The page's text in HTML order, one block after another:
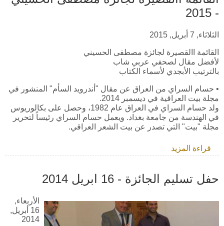
- 2015
الثلاثاء, 7 أبريل, 2015
القائمة االقصيرة لجائزة مصطفى الحسيني
لأفضل مقال لصحفي عربي شاب
بالترتيب الأبجدي لأسماء الكتاب
• حسام السراي من العراق عن مقال "أندرويد السأم" المنشور في
مجلة بيت العراقية في ديسمبر 2014.
ولد حسام السراي في العراق عام 1982، وحصل على بكالوريوس
في الهندسة من جامعة بغداد. ويعمل حسام السراي رئيساً لتحرير
مجلة "بيت" التي تصدر عن بيت الشعر العراقي.
قراءة المزيدحول القائمة االقصيرة لجائزة مصطفى الحسيني -
2015
حفل تسليم الجائزة - 16 ابريل 2014
الأربعاء,
16 أبريل,
2014